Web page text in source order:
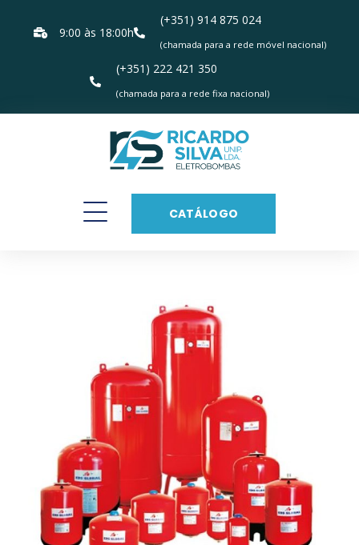
9:00 às 18:00h
(+351) 914 875 024
(chamada para a rede móvel nacional)
(+351) 222 421 350
(chamada para a rede fixa nacional)
CATÁLOGO